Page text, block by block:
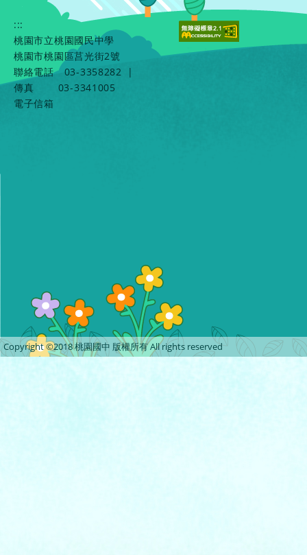
:::
桃園市立桃園國民中學
桃園市桃園區莒光街2號
聯絡電話
03-3358282
|
傳真
03-3341005
電子信箱
Copyright ©2018 桃園國中 版權所有 All rights reserved